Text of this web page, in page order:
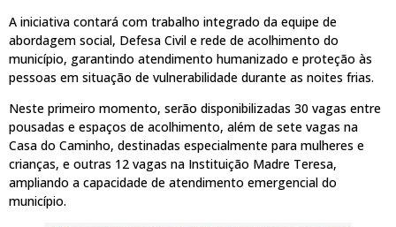
A iniciativa contará com trabalho integrado da equipe de
abordagem social, Defesa Civil e rede de acolhimento do
município, garantindo atendimento humanizado e proteção às
pessoas em situação de vulnerabilidade durante as noites frias.
Neste primeiro momento, serão disponibilizadas 30 vagas entre
pousadas e espaços de acolhimento, além de sete vagas na
Casa do Caminho, destinadas especialmente para mulheres e
crianças, e outras 12 vagas na Instituição Madre Teresa,
ampliando a capacidade de atendimento emergencial do
município.